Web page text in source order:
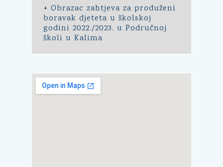
+ Obrazac zahtjeva za produženi
boravak djeteta u školskoj
godini 2022./2023. u Područnoj
školi u Kalima